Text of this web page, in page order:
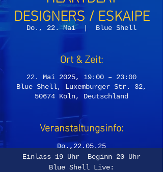
DESIGNERS / ESKAIPE
Do., 22. Mai
  |
Blue Shell
Ort & Zeit:
22. Mai 2025, 19:00 – 23:00
Blue Shell, Luxemburger Str. 32,
50674 Köln, Deutschland
Veranstaltungsinfo:
Do.,22.05.25
Einlass 19 Uhr  Beginn 20 Uhr
Blue Shell Live: